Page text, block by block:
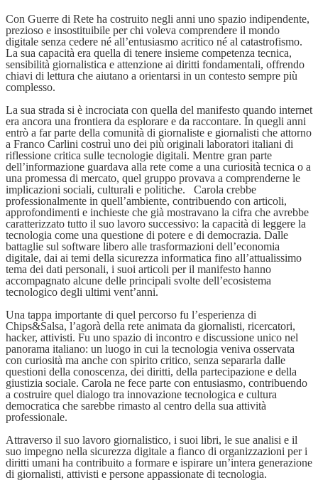
Con Guerre di Rete ha costruito negli anni uno spazio indipendente,
prezioso e insostituibile per chi voleva comprendere il mondo
digitale senza cedere né all’entusiasmo acritico né al catastrofismo.
La sua capacità era quella di tenere insieme competenza tecnica,
sensibilità giornalistica e attenzione ai diritti fondamentali, offrendo
chiavi di lettura che aiutano a orientarsi in un contesto sempre più
complesso.
La sua strada si è incrociata con quella del manifesto quando internet
era ancora una frontiera da esplorare e da raccontare. In quegli anni
entrò a far parte della comunità di giornaliste e giornalisti che attorno
a Franco Carlini costruì uno dei più originali laboratori italiani di
riflessione critica sulle tecnologie digitali. Mentre gran parte
dell’informazione guardava alla rete come a una curiosità tecnica o a
una promessa di mercato, quel gruppo provava a comprenderne le
implicazioni sociali, culturali e politiche. Carola crebbe
professionalmente in quell’ambiente, contribuendo con articoli,
approfondimenti e inchieste che già mostravano la cifra che avrebbe
caratterizzato tutto il suo lavoro successivo: la capacità di leggere la
tecnologia come una questione di potere e di democrazia. Dalle
battaglie sul software libero alle trasformazioni dell’economia
digitale, dai ai temi della sicurezza informatica fino all’attualissimo
tema dei dati personali, i suoi articoli per il manifesto hanno
accompagnato alcune delle principali svolte dell’ecosistema
tecnologico degli ultimi vent’anni.
Una tappa importante di quel percorso fu l’esperienza di
Chips&Salsa, l’agorà della rete animata da giornalisti, ricercatori,
hacker, attivisti. Fu uno spazio di incontro e discussione unico nel
panorama italiano: un luogo in cui la tecnologia veniva osservata
con curiosità ma anche con spirito critico, senza separarla dalle
questioni della conoscenza, dei diritti, della partecipazione e della
giustizia sociale. Carola ne fece parte con entusiasmo, contribuendo
a costruire quel dialogo tra innovazione tecnologica e cultura
democratica che sarebbe rimasto al centro della sua attività
professionale.
Attraverso il suo lavoro giornalistico, i suoi libri, le sue analisi e il
suo impegno nella sicurezza digitale a fianco di organizzazioni per i
diritti umani ha contribuito a formare e ispirare un’intera generazione
di giornalisti, attivisti e persone appassionate di tecnologia.